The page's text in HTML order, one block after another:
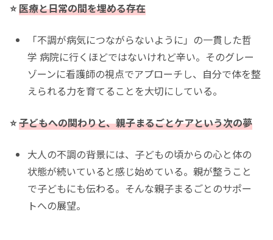
⭐️医療と日常の間を埋める存在
「不調が病気につながらないように」の一貫した哲
学 病院に行くほどではないけれど辛い。そのグレー
ゾーンに看護師の視点でアプローチし、自分で体を整
えられる力を育てることを大切にしている。
⭐️子どもへの関わりと、親子まるごとケアという次の夢
大人の不調の背景には、子どもの頃からの心と体の
状態が続いていると感じ始めている。親が整うこと
で子どもにも伝わる。そんな親子まるごとのサポー
トへの展望。